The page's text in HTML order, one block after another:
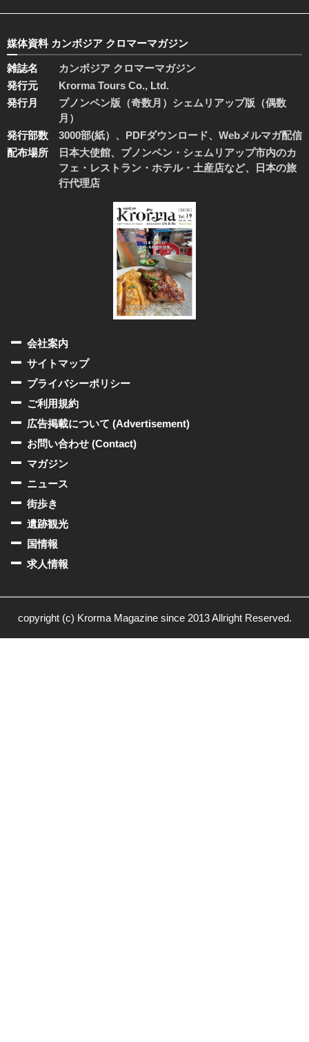
媒体資料 カンボジア クロマーマガジン
雑誌名
カンボジア クロマーマガジン
発行元
Krorma Tours Co., Ltd.
発行月
プノンペン版（奇数月）シェムリアップ版（偶数
月）
発行部数
3000部(紙）、PDFダウンロード、Webメルマガ配信
配布場所
日本大使館、プノンペン・シェムリアップ市内のカ
フェ・レストラン・ホテル・土産店など、日本の旅
行代理店
会社案内
サイトマップ
プライバシーポリシー
ご利用規約
広告掲載について (Advertisement)
お問い合わせ (Contact)
マガジン
ニュース
街歩き
遺跡観光
国情報
求人情報
copyright (c) Krorma Magazine since 2013 Allright Reserved.